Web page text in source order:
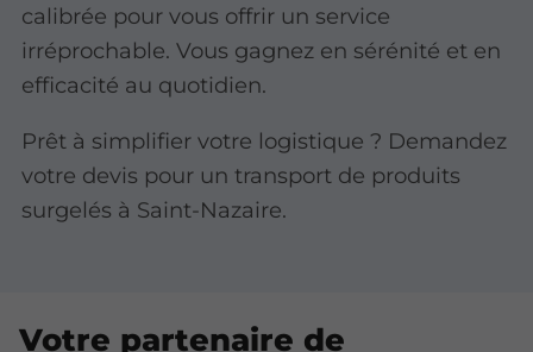
calibrée pour vous offrir un service
irréprochable. Vous gagnez en sérénité et en
efficacité au quotidien.
Prêt à simplifier votre logistique ? Demandez
votre devis pour un transport de produits
surgelés à Saint-Nazaire.
Votre partenaire de